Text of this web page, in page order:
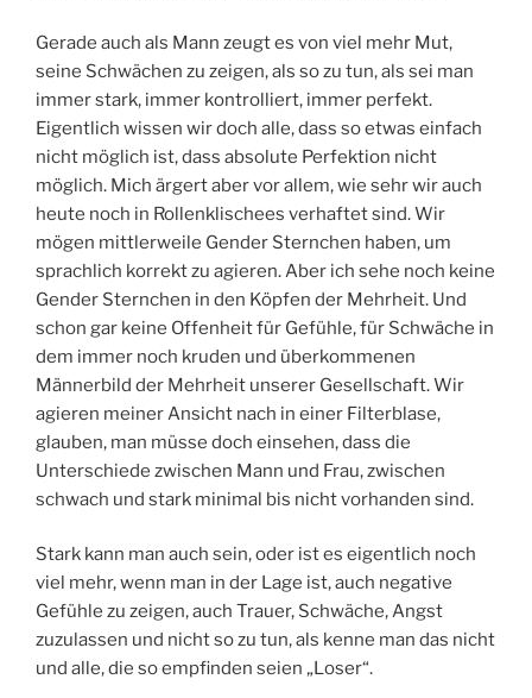
Gerade auch als Mann zeugt es von viel mehr Mut,
seine Schwächen zu zeigen, als so zu tun, als sei man
immer stark, immer kontrolliert, immer perfekt.
Eigentlich wissen wir doch alle, dass so etwas einfach
nicht möglich ist, dass absolute Perfektion nicht
möglich. Mich ärgert aber vor allem, wie sehr wir auch
heute noch in Rollenklischees verhaftet sind. Wir
mögen mittlerweile Gender Sternchen haben, um
sprachlich korrekt zu agieren. Aber ich sehe noch keine
Gender Sternchen in den Köpfen der Mehrheit. Und
schon gar keine Offenheit für Gefühle, für Schwäche in
dem immer noch kruden und überkommenen
Männerbild der Mehrheit unserer Gesellschaft. Wir
agieren meiner Ansicht nach in einer Filterblase,
glauben, man müsse doch einsehen, dass die
Unterschiede zwischen Mann und Frau, zwischen
schwach und stark minimal bis nicht vorhanden sind.
Stark kann man auch sein, oder ist es eigentlich noch
viel mehr, wenn man in der Lage ist, auch negative
Gefühle zu zeigen, auch Trauer, Schwäche, Angst
zuzulassen und nicht so zu tun, als kenne man das nicht
und alle, die so empfinden seien „Loser“.